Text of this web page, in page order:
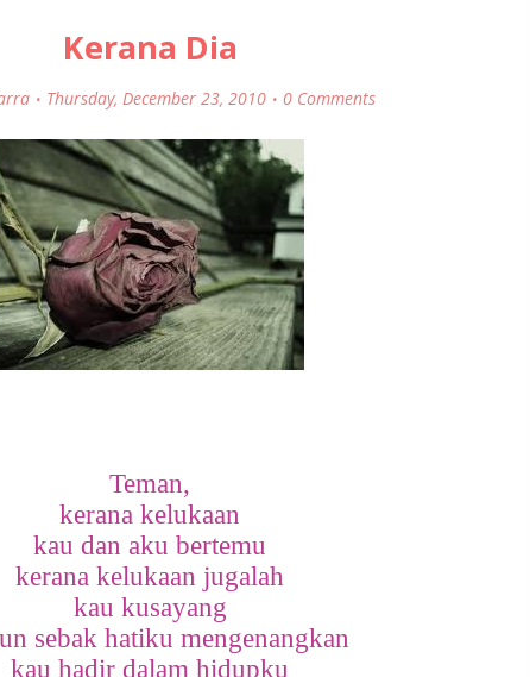
Kerana Dia
Thursday, December 23, 2010 0 Comments
Teman,
kerana kelukaan
kau dan aku bertemu
kerana kelukaan jugalah
kau kusayang
sebak hatiku mengenangkan
kau hadir dalam hidupku